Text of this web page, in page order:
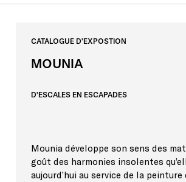
CATALOGUE D'EXPOSTION
MOUNIA
D'ESCALES EN ESCAPADES
Mounia développe son sens des
goût des harmonies insolentes
aujourd’hui au service de la peinture